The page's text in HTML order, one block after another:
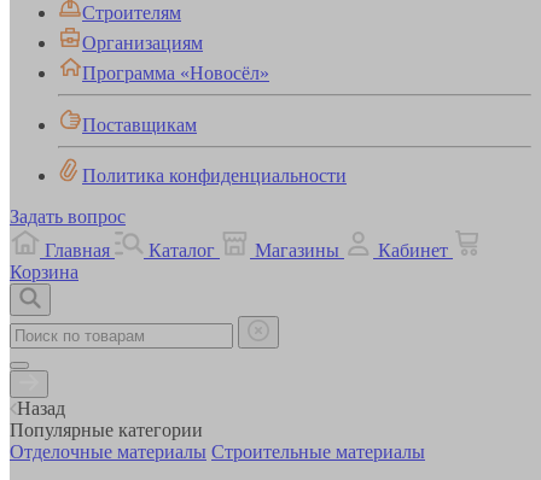
Строителям
Организациям
Программа «Новосёл»
Поставщикам
Политика конфиденциальности
Задать вопрос
Главная
Каталог Магазины
Кабинет
Корзина
Назад
Популярные категории
Отделочные материалы Строительные материалы